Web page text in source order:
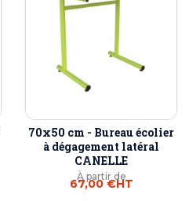
70x50 cm - Bureau écolier
à dégagement latéral
CANELLE
À partir de
67,00 €HT